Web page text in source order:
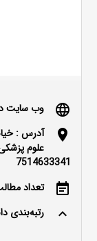
language وب سایت
location_on
آدرس :
علوم
7514633341
event_note تعداد مطالب
keyboard_arrow_up رتبه‌بندی